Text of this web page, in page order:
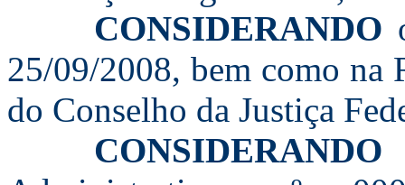
CONSIDERANDO
25/09/2008, bem como na
do Conselho da Justiça
CONSIDERANDO